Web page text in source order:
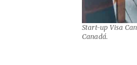
Start-up Visa
Canadá.